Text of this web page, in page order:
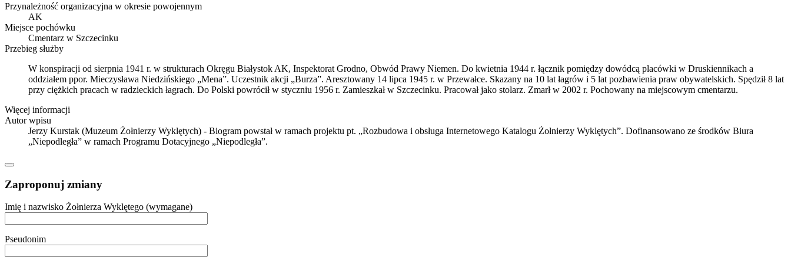
Przynależność organizacyjna w okresie powojennym
AK
Miejsce pochówku
Cmentarz w Szczecinku
Przebieg służby
W konspiracji od sierpnia 1941 r. w strukturach Okręgu Białystok AK, Inspektorat Grodno, Obwód Prawy Niemen. Do kwietnia 1944 r. łącznik pomiędzy dowódcą placówki w Druskiennikach a
oddziałem ppor. Mieczysława Niedzińskiego „Mena”. Uczestnik akcji „Burza”. Aresztowany 14 lipca 1945 r. w Przewałce. Skazany na 10 lat łagrów i 5 lat pozbawienia praw obywatelskich. Spędził 8 lat
przy ciężkich pracach w radzieckich łagrach. Do Polski powrócił w styczniu 1956 r. Zamieszkał w Szczecinku. Pracował jako stolarz. Zmarł w 2002 r. Pochowany na miejscowym cmentarzu.
Więcej informacji
Autor wpisu
Jerzy Kurstak (Muzeum Żołnierzy Wyklętych) - Biogram powstał w ramach projektu pt. „Rozbudowa i obsługa Internetowego Katalogu Żołnierzy Wyklętych”. Dofinansowano ze środków Biura
„Niepodległa” w ramach Programu Dotacyjnego „Niepodległa”.
Zaproponuj zmiany
Imię i nazwisko Żołnierza Wyklętego (wymagane)
Pseudonim